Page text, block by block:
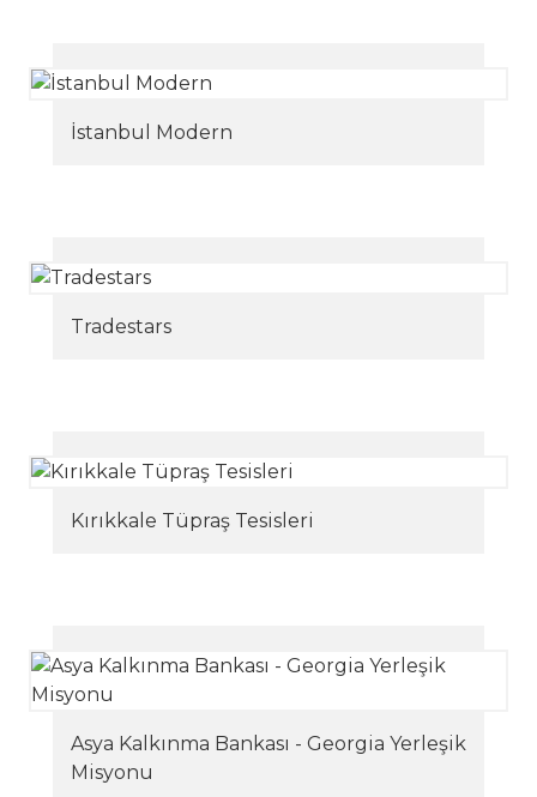
İstanbul Modern
Tradestars
Kırıkkale Tüpraş Tesisleri
Asya Kalkınma Bankası - Georgia Yerleşik
Misyonu